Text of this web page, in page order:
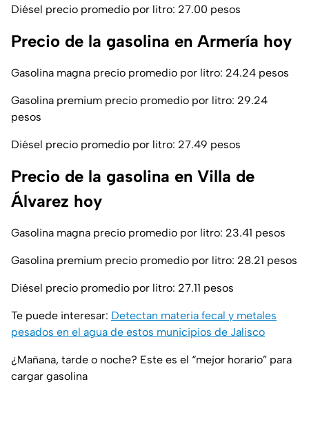
Diésel precio promedio por litro: 27.00 pesos
Precio de la gasolina en Armería hoy
Gasolina magna precio promedio por litro: 24.24 pesos
Gasolina premium precio promedio por litro: 29.24
pesos
Diésel precio promedio por litro: 27.49 pesos
Precio de la gasolina en Villa de
Álvarez hoy
Gasolina magna precio promedio por litro: 23.41 pesos
Gasolina premium precio promedio por litro: 28.21 pesos
Diésel precio promedio por litro: 27.11 pesos
Te puede interesar: Detectan materia fecal y metales
pesados en el agua de estos municipios de Jalisco
¿Mañana, tarde o noche? Este es el “mejor horario” para
cargar gasolina